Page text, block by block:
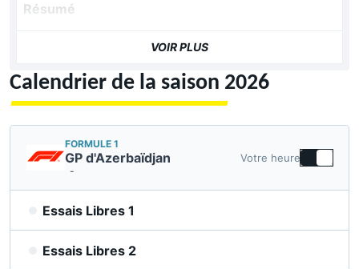
Résumé
VOIR PLUS
Calendrier de la saison 2026
FORMULE 1
GP d'Azerbaïdjan
-
Votre heure
Essais Libres 1
Essais Libres 2